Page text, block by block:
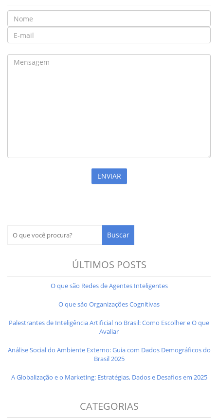
ÚLTIMOS POSTS
O que são Redes de Agentes Inteligentes
O que são Organizações Cognitivas
Palestrantes de Inteligência Artificial no Brasil: Como Escolher e O que
Avaliar
Análise Social do Ambiente Externo: Guia com Dados Demográficos do
Brasil 2025
A Globalização e o Marketing: Estratégias, Dados e Desafios em 2025
CATEGORIAS